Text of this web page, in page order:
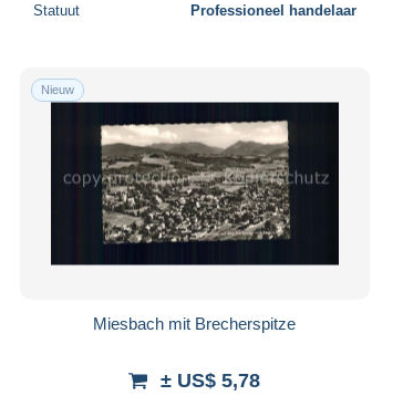
Statuut Professioneel handelaar
Nieuw
Miesbach mit Brecherspitze
± US$ 5,78